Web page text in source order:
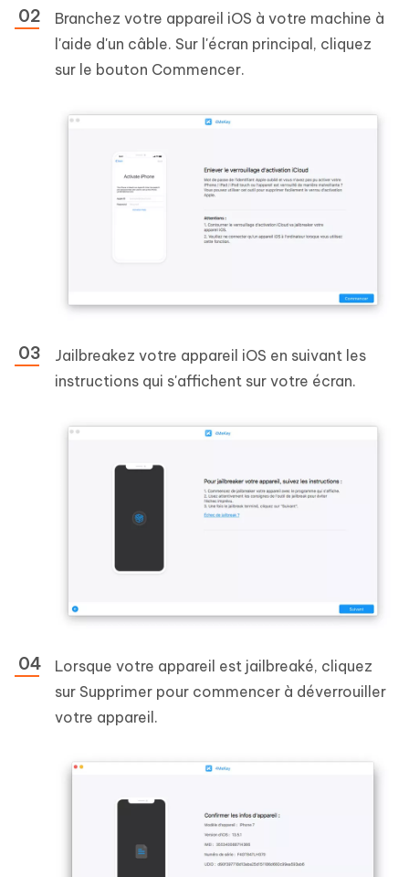
Branchez votre appareil iOS à votre machine à
l'aide d'un câble. Sur l'écran principal, cliquez
sur le bouton Commencer.
Jailbreakez votre appareil iOS en suivant les
instructions qui s'affichent sur votre écran.
Lorsque votre appareil est jailbreaké, cliquez
sur Supprimer pour commencer à déverrouiller
votre appareil.